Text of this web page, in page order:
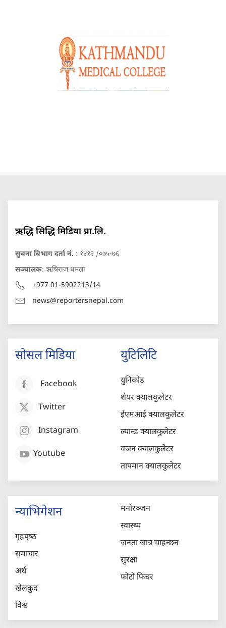
ऋद्धि सिद्धि मिडिया प्रा.लि.
सुचना बिभाग दर्ता नं. : १४१२ /०७५-७६
सञ्चालक: ऋषिराज धमला
+977 01-5902213/14
news@reportersnepal.com
सोसल मिडिया
Facebook
Twitter
Instagram
Youtube
युटिलिटि
युनिकोड
शेयर क्यालकुलेटर
ईएमआई क्यालकुलेटर
ल्यान्ड क्यालकुलेटर
वजन क्यालकुलेटर
तापमान क्यालकुलेटर
न्याभिगेशन
गृहपृष्‍ठ
समाचार
अर्थ
खेलकुद
विश्व
मनोरञ्जन
स्वास्थ्य
जनता जान्न चाहन्छन
सुरक्षा
फोटो फिचर